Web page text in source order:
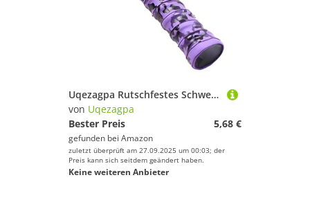
Uqezagpa Rutschfestes Schweißband für Tennisschläger und Badmintons, Sport-Tape, Kopf
von Uqezagpa
Bester Preis
5,68 €
gefunden bei Amazon
zuletzt überprüft am 27.09.2025 um 00:03; der
Preis kann sich seitdem geändert haben.
Keine weiteren Anbieter